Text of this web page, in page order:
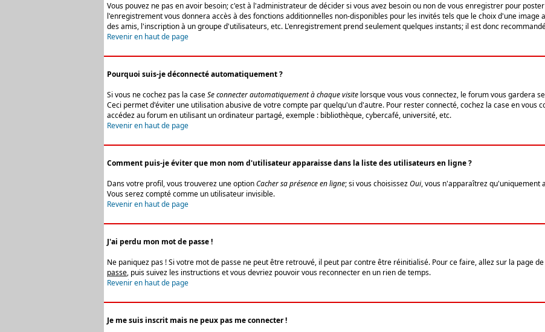
Vous pouvez ne pas en avoir besoin; c'est à l'administrateur de décider si vous avez besoin ou non de vous enregistrer pour
l'enregistrement vous donnera accès à des fonctions additionnelles non-disponibles pour les invités tels que le choix d'une image
des amis, l'inscription à un groupe d'utilisateurs, etc. L'enregistrement prend seulement quelques instants; il est donc
Revenir en haut de page
Pourquoi suis-je déconnecté automatiquement ?
Si vous ne cochez pas la caseSe connecter automatiquement à chaque visite lorsque vous vous connectez, le forum vous gardera
Ceci permet d'éviter une utilisation abusive de votre compte par quelqu'un d'autre. Pour rester connecté, cochez la case en vous
accédez au forum en utilisant un ordinateur partagé, exemple : bibliothèque, cybercafé, université, etc.
Revenir en haut de page
Comment puis-je éviter que mon nom d'utilisateur apparaisse dans la liste des utilisateurs en ligne ?
Dans votre profil, vous trouverez une optionCacher sa présence en ligne; si vous choisissezOui, vous n'apparaîtrez qu'uniquement
Vous serez compté comme un utilisateur invisible.
Revenir en haut de page
J'ai perdu mon mot de passe !
Ne paniquez pas ! Si votre mot de passe ne peut être retrouvé, il peut par contre être réinitialisé. Pour ce faire, allez sur la page
passe, puis suivez les instructions et vous devriez pouvoir vous reconnecter en un rien de temps.
Revenir en haut de page
Je me suis inscrit mais ne peux pas me connecter !